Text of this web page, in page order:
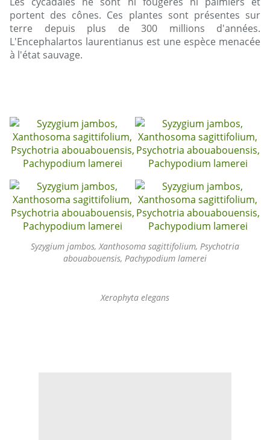
portent des cônes. Ces plantes sont présentes sur
terre depuis plus de 300 millions d'années.
L'Encephalartos laurentianus est une espèce menacée
à l'état sauvage.
Syzygium jambos, Xanthosoma sagittifolium, Psychotria
abouabouensis, Pachypodium lamerei
Xerophyta elegans